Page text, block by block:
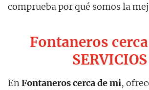
comprueba por qué somos la
Fontaneros
SERVICIOS
EnFontaneros cerca de mi,